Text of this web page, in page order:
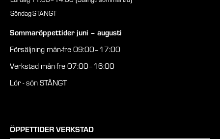
SöndagSTÄNGT
Sommaröppettider juni – augusti
Försäljning mån-fre 09:00–17:00
Verkstad mån-fre 07:00–16:00
Lör - sön STÄNGT
ÖPPETTIDER VERKSTAD